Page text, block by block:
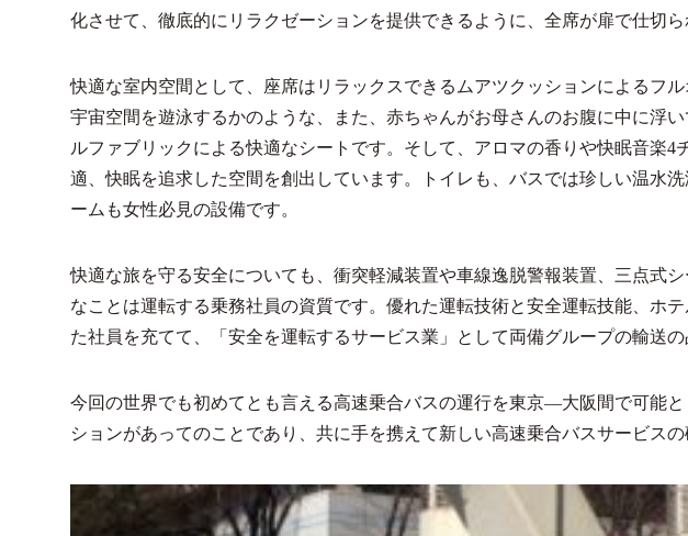
化させて、徹底的にリラクゼーションを提供できるように、全席が扉で仕切ら
快適な室内空間として、座席はリラックスできるムアツクッションによるフ
宇宙空間を遊泳するかのような、また、赤ちゃんがお母さんのお腹に中に浮
ルファブリックによる快適なシートです。そして、アロマの香りや快眠音楽
適、快眠を追求した空間を創出しています。トイレも、バスでは珍しい温水
ームも女性必見の設備です。
快適な旅を守る安全についても、衝突軽減装置や車線逸脱警報装置、三点式
なことは運転する乗務社員の資質です。優れた運転技術と安全運転技能、ホ
た社員を充てて、「安全を運転するサービス業」として両備グループの輸送の
今回の世界でも初めてとも言える高速乗合バスの運行を東京—大阪間で可能
ションがあってのことであり、共に手を携えて新しい高速乗合バスサービス